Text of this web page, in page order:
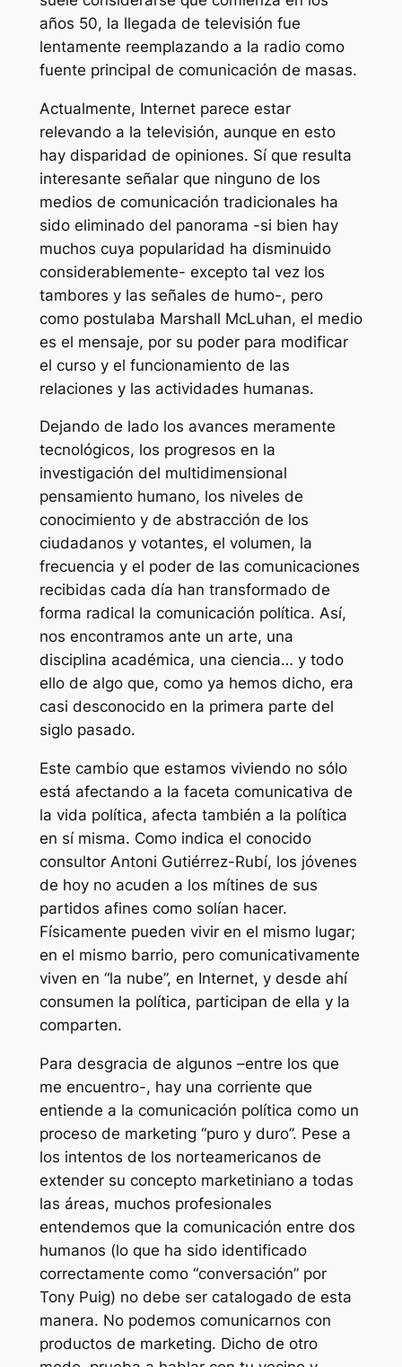
años 50, la llegada de televisión fue
lentamente reemplazando a la radio como
fuente principal de comunicación de masas.
Actualmente, Internet parece estar
relevando a la televisión, aunque en esto
hay disparidad de opiniones. Sí que resulta
interesante señalar que ninguno de los
medios de comunicación tradicionales ha
sido eliminado del panorama -si bien hay
muchos cuya popularidad ha disminuido
considerablemente- excepto tal vez los
tambores y las señales de humo-, pero
como postulaba Marshall McLuhan, el medio
es el mensaje, por su poder para modificar
el curso y el funcionamiento de las
relaciones y las actividades humanas.
Dejando de lado los avances meramente
tecnológicos, los progresos en la
investigación del multidimensional
pensamiento humano, los niveles de
conocimiento y de abstracción de los
ciudadanos y votantes, el volumen, la
frecuencia y el poder de las comunicaciones
recibidas cada día han transformado de
forma radical la comunicación política. Así,
nos encontramos ante un arte, una
disciplina académica, una ciencia… y todo
ello de algo que, como ya hemos dicho, era
casi desconocido en la primera parte del
siglo pasado.
Este cambio que estamos viviendo no sólo
está afectando a la faceta comunicativa de
la vida política, afecta también a la política
en sí misma. Como indica el conocido
consultor Antoni Gutiérrez-Rubí, los jóvenes
de hoy no acuden a los mítines de sus
partidos afines como solían hacer.
Físicamente pueden vivir en el mismo lugar;
en el mismo barrio, pero comunicativamente
viven en “la nube”, en Internet, y desde ahí
consumen la política, participan de ella y la
comparten.
Para desgracia de algunos –entre los que
me encuentro-, hay una corriente que
entiende a la comunicación política como un
proceso de marketing “puro y duro”. Pese a
los intentos de los norteamericanos de
extender su concepto marketiniano a todas
las áreas, muchos profesionales
entendemos que la comunicación entre dos
humanos (lo que ha sido identificado
correctamente como “conversación” por
Tony Puig) no debe ser catalogado de esta
manera. No podemos comunicarnos con
productos de marketing. Dicho de otro